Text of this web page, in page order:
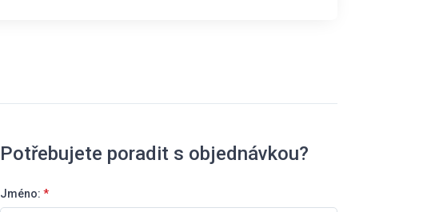
Potřebujete poradit s objednávkou?
Jméno: *